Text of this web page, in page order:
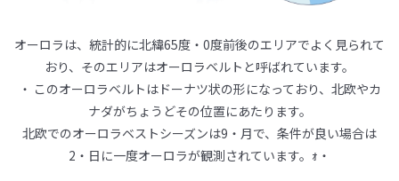
オーロラは、統計的に北緯65度・0度前後のエリアでよく見られて
おり、そのエリアはオーロラベルトと呼ばれています。
・ このオーロラベルトはドーナツ状の形になっており、北欧やカ
ナダがちょうどその位置にあたります。
北欧でのオーロラベストシーズンは9・月で、条件が良い場合は
2・日に一度オーロラが観測されています。ｫ・